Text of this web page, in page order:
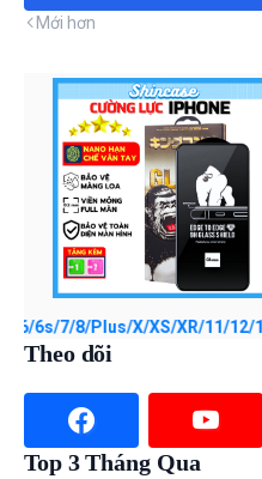
Mới hơn
8/Plus/X/XS/XR/11/12/13/
Theo dõi
Top 3 Tháng Qua